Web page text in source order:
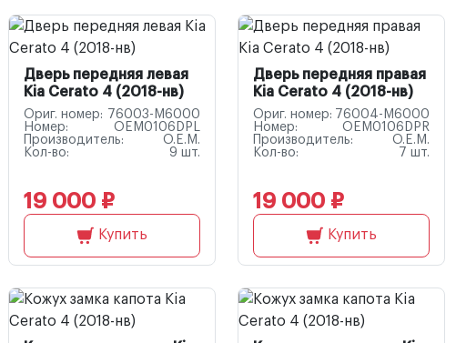
Дверь передняя левая
Kia Cerato 4 (2018-нв)
Ориг. номер:
76003-M6000
Номер:
OEM0106DPL
Производитель:
O.E.M.
Кол-во:
9 шт.
19 000 ₽
Купить
Дверь передняя правая
Kia Cerato 4 (2018-нв)
Ориг. номер: 76004-M6000
Номер:
OEM0106DPR
Производитель:
O.E.M.
Кол-во:
7 шт.
19 000 ₽
Купить